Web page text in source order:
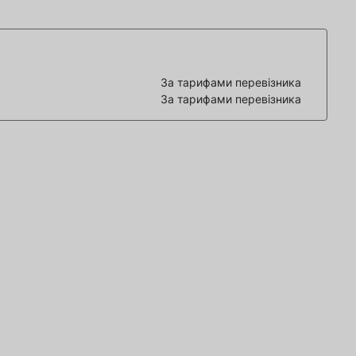
За тарифами перевізника
За тарифами перевізника